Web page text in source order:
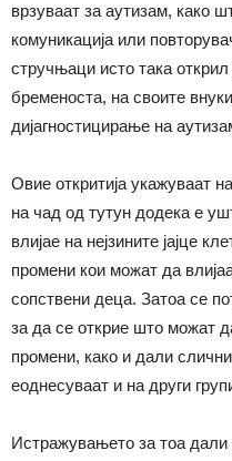
врзуваат за аутизам, како
комуникација или
стручњаци исто така
бременоста, на своите
дијагностицирање на
Овие откритија укажуваат
на чад од тутун додека е
влијае на нејзините јајце
промени кои можат да
сопствени деца. Затоа се
за да се открие што можат
промени, како и дали
еоднесуваат и на други
Истражувањето за тоа